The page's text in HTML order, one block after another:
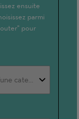
ensuite
parmi
pour